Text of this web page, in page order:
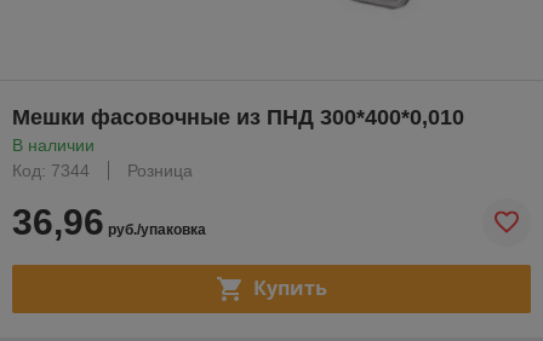
Мешки фасовочные из ПНД 300*400*0,010
В наличии
Код: 7344
Розница
36,96 руб./упаковка
Купить